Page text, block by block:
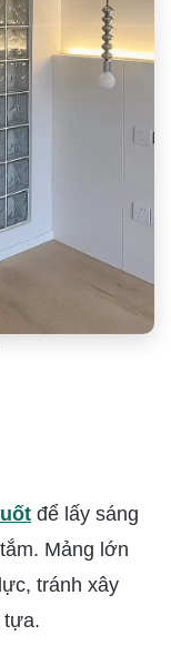
để lấy sáng
Mảng lớn
tránh xây
tựa.